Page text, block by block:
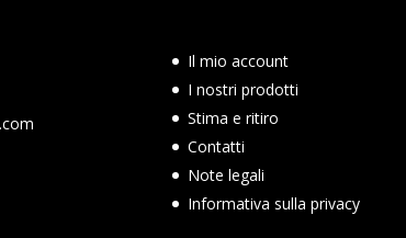
Il mio account
I nostri prodotti
Stima e ritiro
Contatti
Note legali
Informativa sulla privacy